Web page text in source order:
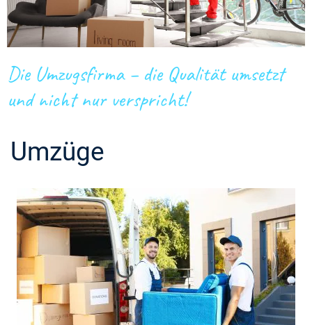
Die Umzugsfirma – die Qualität umsetzt
und nicht nur verspricht!
Umzüge